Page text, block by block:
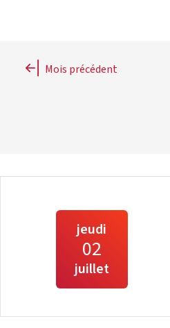
Mois précédent
jeudi
02
juillet